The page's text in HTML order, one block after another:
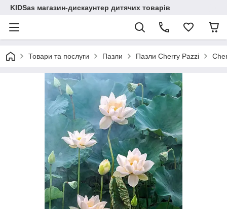
KIDSas магазин-дискаунтер дитячих товарів
Товари та послуги Пазли Пазли Cherry Pazzi